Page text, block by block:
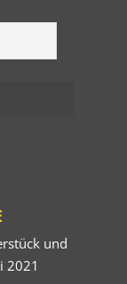
und
2021